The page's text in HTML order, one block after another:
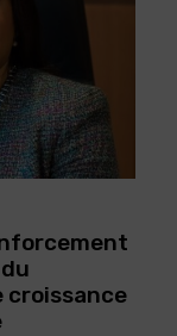
croissance